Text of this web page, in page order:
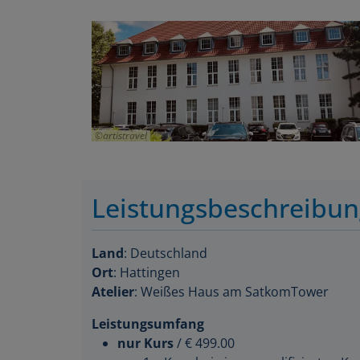
artistravel
Land: Deutschland
Ort: Hattingen
Atelier: Weißes Haus am SatkomTower
Leistungsumfang
nur Kurs/€ 499.00